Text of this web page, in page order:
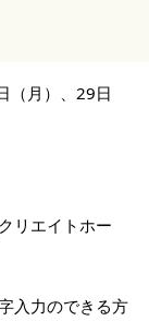
（月）、29日
リエイトホー
入力のできる方